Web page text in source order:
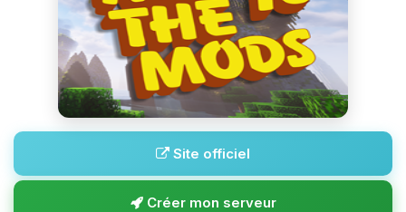
Site officiel
Créer mon serveur